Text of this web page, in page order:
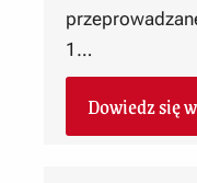
1…
Dowiedz się